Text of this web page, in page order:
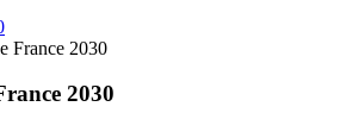
France 2030
2030